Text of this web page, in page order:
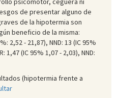
de presentar alguno de
de la hipotermia son
beneficio de la misma:
2,52 - 21,87), NND: 13 (IC 95%
1,47 (IC 95% 1,07 - 2,03), NND:
(hipotermia frente a